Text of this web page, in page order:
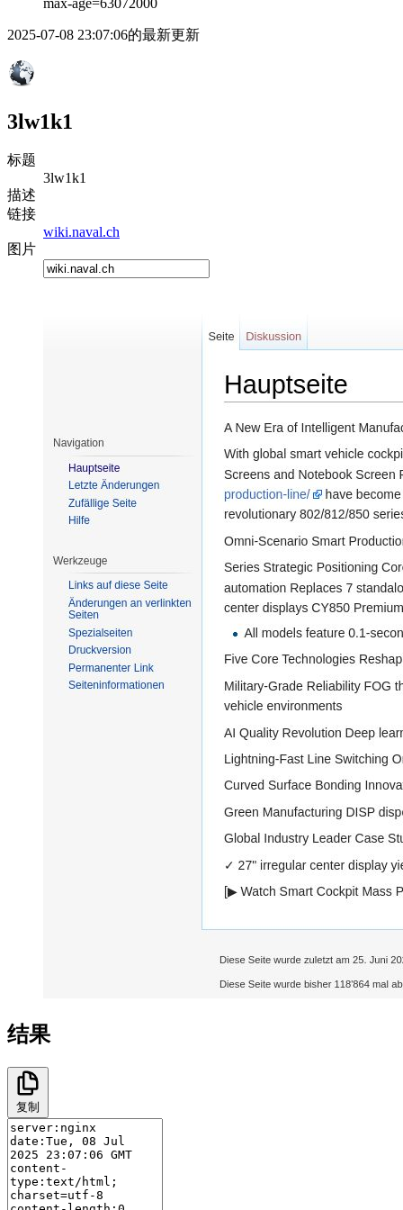
2025-07-08 23:07:06的最新更新
3lw1k1
标题
3lw1k1
描述
链接
wiki.naval.ch
图片
结果
复制